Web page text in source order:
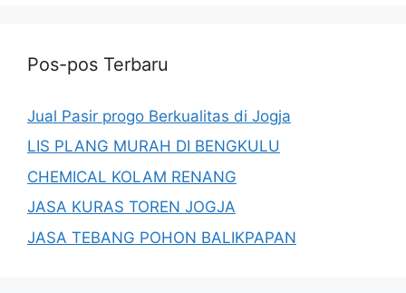
Pos-pos Terbaru
Jual Pasir progo Berkualitas di Jogja
LIS PLANG MURAH DI BENGKULU
CHEMICAL KOLAM RENANG
JASA KURAS TOREN JOGJA
JASA TEBANG POHON BALIKPAPAN